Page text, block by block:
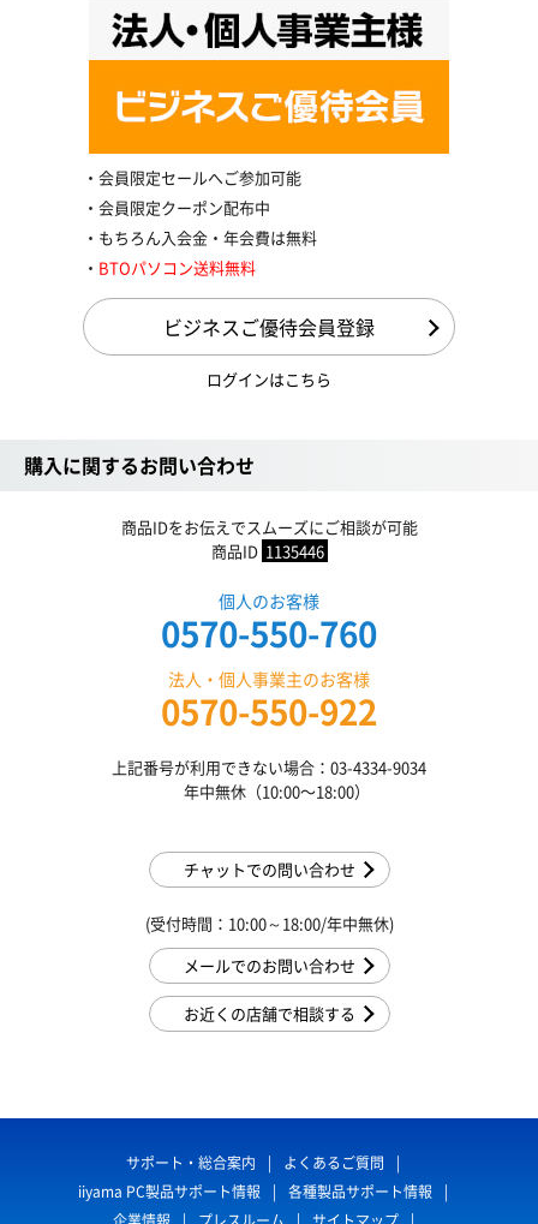
会員限定セールへご参加可能
会員限定クーポン配布中
もちろん入会金・年会費は無料
BTOパソコン送料無料
ビジネスご優待会員登録
ログインはこちら
購入に関するお問い合わせ
商品IDをお伝えでスムーズにご相談が可能
商品ID 1135446
個人のお客様
0570-550-760
法人・個人事業主のお客様
0570-550-922
上記番号が利用できない場合：03-4334-9034
年中無休（10:00〜18:00）
チャットでの問い合わせ
(受付時間：10:00～18:00/年中無休)
メールでのお問い合わせ
お近くの店舗で相談する
サポート・総合案内
よくあるご質問
iiyama PC製品サポート情報
各種製品サポート情報